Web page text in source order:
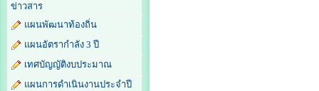
ข่าวสาร
แผนพัฒนาท้องถิ่น
แผนอัตรากำลัง 3 ปี
เทศบัญญัติงบประมาณ
แผนการดำเนินงานประจำปี